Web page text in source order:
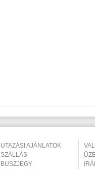
UTAZÁSI AJÁNLATOK
SZÁLLÁS
BUSZJEGY